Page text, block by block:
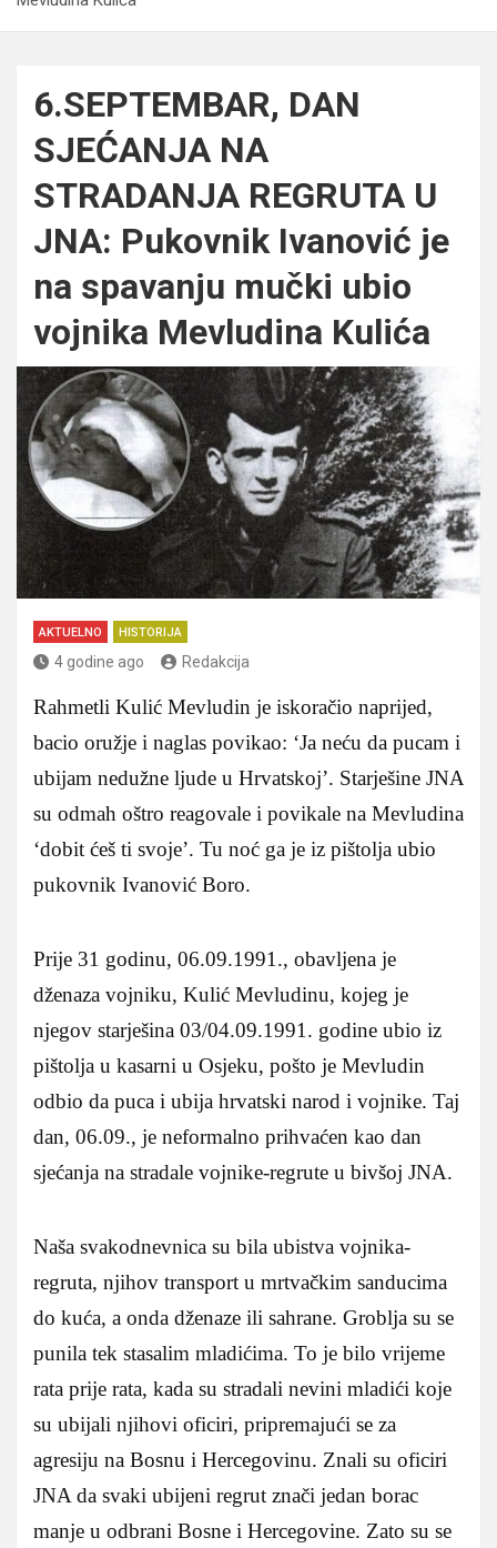
6.SEPTEMBAR, DAN
SJEĆANJA NA
STRADANJA REGRUTA U
JNA: Pukovnik Ivanović je
na spavanju mučki ubio
vojnika Mevludina Kulića
AKTUELNO HISTORIJA
4 godine ago Redakcija
Rahmetli Kulić Mevludin je iskoračio naprijed,
bacio oružje i naglas povikao: ‘Ja neću da pucam i
ubijam nedužne ljude u Hrvatskoj’. Starješine JNA
su odmah oštro reagovale i povikale na Mevludina
‘dobit ćeš ti svoje’. Tu noć ga je iz pištolja ubio
pukovnik Ivanović Boro.
Prije 31 godinu, 06.09.1991., obavljena je
dženaza vojniku, Kulić Mevludinu, kojeg je
njegov starješina 03/04.09.1991. godine ubio iz
pištolja u kasarni u Osjeku, pošto je Mevludin
odbio da puca i ubija hrvatski narod i vojnike. Taj
dan, 06.09., je neformalno prihvaćen kao dan
sjećanja na stradale vojnike-regrute u bivšoj JNA.
Naša svakodnevnica su bila ubistva vojnika-
regruta, njihov transport u mrtvačkim sanducima
do kuća, a onda dženaze ili sahrane. Groblja su se
punila tek stasalim mladićima. To je bilo vrijeme
rata prije rata, kada su stradali nevini mladići koje
su ubijali njihovi oficiri, pripremajući se za
agresiju na Bosnu i Hercegovinu. Znali su oficiri
JNA da svaki ubijeni regrut znači jedan borac
manje u odbrani Bosne i Hercegovine. Zato su se